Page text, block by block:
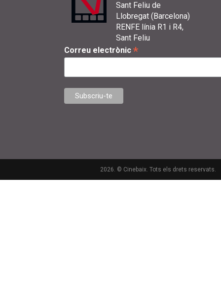
Sant Feliu de
Llobregat (Barcelona)
RENFE línia R1 i R4,
Sant Feliu
Correu electrònic *
2026. © Cinebaix. Tots els drets reservats.